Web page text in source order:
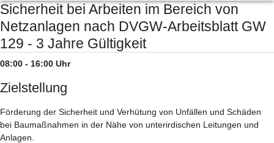
Sicherheit bei Arbeiten im Bereich von
Netzanlagen nach DVGW-Arbeitsblatt GW
129 - 3 Jahre Gültigkeit
08:00 - 16:00 Uhr
Zielstellung
Förderung der Sicherheit und Verhütung von Unfällen und Schäden
bei Baumaßnahmen in der Nähe von unterirdischen Leitungen und
Anlagen.